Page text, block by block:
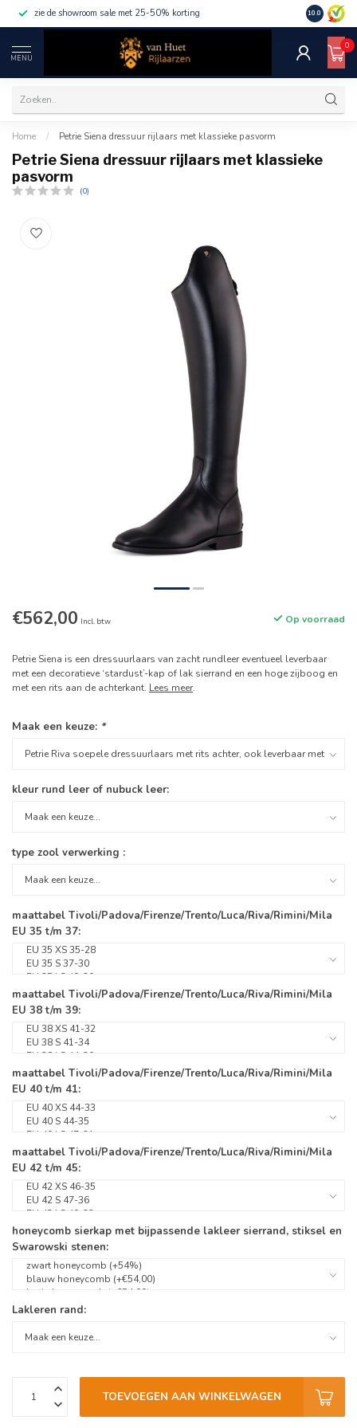
zie de showroom sale met 25-50% korting 10.0
MENU
0
Home / Petrie Siena dressuur rijlaars met klassieke pasvorm
Petrie Siena dressuur rijlaars met klassieke
pasvorm
(0)
€562,00 Incl. btw Op voorraad
Petrie Siena is een dressuurlaars van zacht rundleer eventueel leverbaar
met een decoratieve ‘stardust’-kap of lak sierrand en een hoge zijboog en
met een rits aan de achterkant. Lees meer.
Maak een keuze: *
kleur rund leer of nubuck leer:
type zool verwerking :
maattabel Tivoli/Padova/Firenze/Trento/Luca/Riva/Rimini/Mila
EU 35 t/m 37:
maattabel Tivoli/Padova/Firenze/Trento/Luca/Riva/Rimini/Mila
EU 38 t/m 39:
maattabel Tivoli/Padova/Firenze/Trento/Luca/Riva/Rimini/Mila
EU 40 t/m 41:
maattabel Tivoli/Padova/Firenze/Trento/Luca/Riva/Rimini/Mila
EU 42 t/m 45:
honeycomb sierkap met bijpassende lakleer sierrand, stiksel en
Swarowski stenen:
Lakleren rand:
TOEVOEGEN AAN WINKELWAGEN